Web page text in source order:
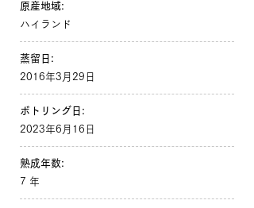
原産地域:
ハイランド
蒸留日:
2016年3月29日
ボトリング日:
2023年6月16日
熟成年数:
7 年